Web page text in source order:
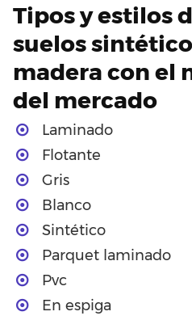
Tipos y estilos
suelos
madera con el
del mercado
Laminado
Flotante
Gris
Blanco
Sintético
Parquet laminado
Pvc
En espiga